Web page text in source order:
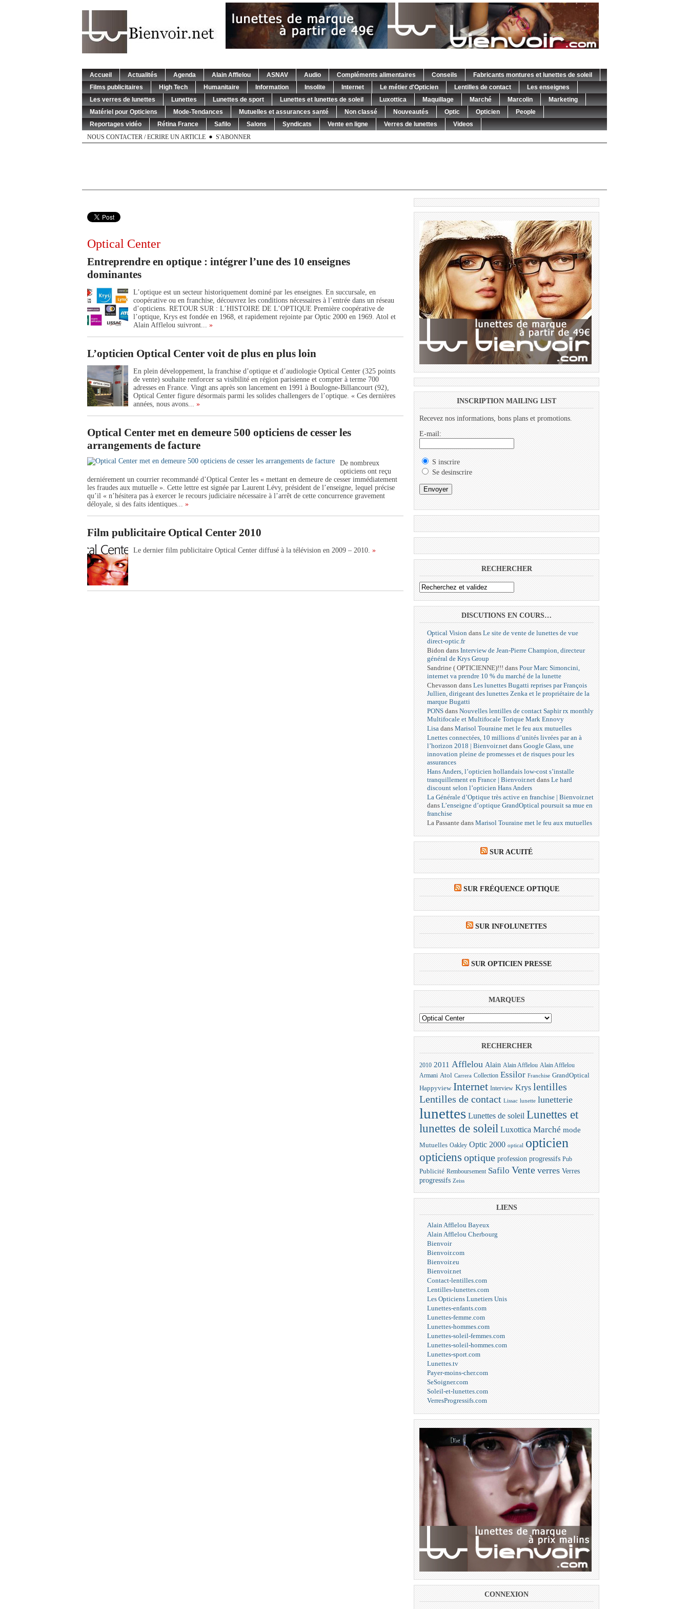
Accueil Actualités Agenda Alain Afflelou ASNAV Audio Compléments alimentaires Conseils
Fabricants montures et lunettes de soleil
Films publicitaires
High Tech Humanitaire Information Insolite Internet Le métier d'Opticien Lentilles de contact
Les enseignes
Les verres de lunettes
Lunettes Lunettes de sport Lunettes et lunettes de soleil Luxottica Maquillage Marché Marcolin
Marketing
Matériel pour Opticiens
Mode-Tendances Mutuelles et assurances santé Non classé Nouveautés Optic Opticien
People
Reportages vidéo
Rétina France Safilo Salons Syndicats Vente en ligne Verres de lunettes
Videos
NOUS CONTACTER / ECRIRE UN ARTICLE
S'ABONNER
Optical Center
Entreprendre en optique : intégrer l’une des 10 enseignes
dominantes
L’optique est un secteur historiquement dominé par les enseignes. En succursale, en
coopérative ou en franchise, découvrez les conditions nécessaires à l’entrée dans un réseau
d’opticiens. RETOUR SUR : L’HISTOIRE DE L’OPTIQUE Première coopérative de
l’optique, Krys est fondée en 1968, et rapidement rejointe par Optic 2000 en 1969. Atol et
Alain Afflelou suivront... »
L’opticien Optical Center voit de plus en plus loin
En plein développement, la franchise d’optique et d’audiologie Optical Center (325 points
de vente) souhaite renforcer sa visibilité en région parisienne et compter à terme 700
adresses en France. Vingt ans après son lancement en 1991 à Boulogne-Billancourt (92),
Optical Center figure désormais parmi les solides challengers de l’optique. « Ces dernières
années, nous avons... »
Optical Center met en demeure 500 opticiens de cesser les
arrangements de facture
De nombreux
opticiens ont reçu
derniérement un courrier recommandé d’Optical Center les « mettant en demeure de cesser immédiatement
les fraudes aux mutuelle ». Cette lettre est signée par Laurent Lévy, président de l’enseigne, lequel précise
qu’il « n’hésitera pas à exercer le recours judiciaire nécessaire à l’arrêt de cette concurrence gravement
déloyale, si des faits identiques... »
Film publicitaire Optical Center 2010
Le dernier film publicitaire Optical Center diffusé à la télévision en 2009 – 2010. »
INSCRIPTION MAILING LIST
Recevez nos informations, bons plans et promotions.
E-mail:
S inscrire
Se desinscrire
RECHERCHER
DISCUTIONS EN COURS…
Optical Vision dans Le site de vente de lunettes de vue
direct-optic.fr
Bidon dans Interview de Jean-Pierre Champion, directeur
général de Krys Group
Sandrine ( OPTICIENNE)!!! dans Pour Marc Simoncini,
internet va prendre 10 % du marché de la lunette
Chevasson dans Les lunettes Bugatti reprises par François
Jullien, dirigeant des lunettes Zenka et le propriétaire de la
marque Bugatti
PONS dans Nouvelles lentilles de contact Saphir rx monthly
Multifocale et Multifocale Torique Mark Ennovy
Lisa dans Marisol Touraine met le feu aux mutuelles
Lnettes connectées, 10 millions d’unités livrées par an à
l’horizon 2018 | Bienvoir.net dans Google Glass, une
innovation pleine de promesses et de risques pour les
assurances
Hans Anders, l’opticien hollandais low-cost s’installe
tranquillement en France | Bienvoir.net dans Le hard
discount selon l’opticien Hans Anders
La Générale d’Optique très active en franchise | Bienvoir.net
dans L’enseigne d’optique GrandOptical poursuit sa mue en
franchise
La Passante dans Marisol Touraine met le feu aux mutuelles
SUR ACUITÉ
SUR FRÉQUENCE OPTIQUE
SUR INFOLUNETTES
SUR OPTICIEN PRESSE
MARQUES
RECHERCHER
2010 2011 Afflelou Alain Alain Afflelou Alain Afflelou
Armani Atol Carrera Collection Essilor Franchise GrandOptical
Happyview Internet Interview Krys lentilles
Lentilles de contact Lissac lunette lunetterie
lunettes Lunettes de soleil Lunettes et
lunettes de soleil Luxottica Marché mode
Mutuelles Oakley Optic 2000 optical opticien
opticiensoptique profession progressifs Pub
Publicité Remboursement Safilo Vente verres Verres
progressifs Zeiss
LIENS
Alain Afflelou Bayeux
Alain Afflelou Cherbourg
Bienvoir
Bienvoir.com
Bienvoir.eu
Bienvoir.net
Contact-lentilles.com
Lentilles-lunettes.com
Les Opticiens Lunetiers Unis
Lunettes-enfants.com
Lunettes-femme.com
Lunettes-hommes.com
Lunettes-soleil-femmes.com
Lunettes-soleil-hommes.com
Lunettes-sport.com
Lunettes.tv
Payer-moins-cher.com
SeSoigner.com
Soleil-et-lunettes.com
VerresProgressifs.com
CONNEXION